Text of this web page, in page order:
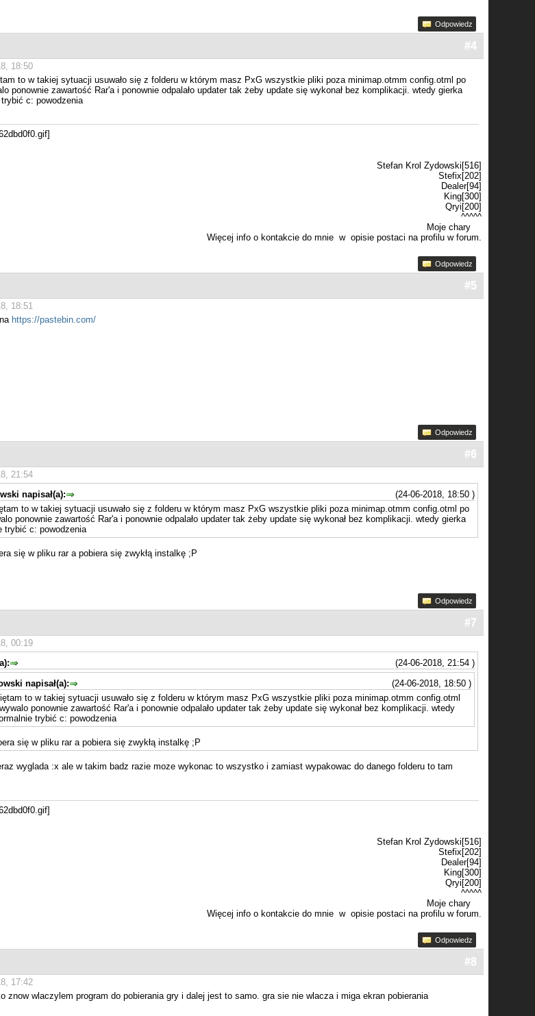
Odpowiedz
#4
18:50
to w takiej sytuacji usuwało się z folderu w którym masz PxG wszystkie pliki poza minimap.otmm config.otml po
ponownie zawartość Rar'a i ponownie odpalało updater tak żeby update się wykonał bez komplikacji. wtedy gierka
c: powodzenia
Stefan Krol Zydowski[516]
Stefix[202]
Dealer[94]
King[300]
Qryi[200]
^^^^^
Moje chary
Więcej info o kontakcie do mnie w opisie postaci na profilu w forum.
Odpowiedz
#5
18:51
https://pastebin.com/
Odpowiedz
#6
21:54
(24-06-2018, 18:50 )
napisał(a):
to w takiej sytuacji usuwało się z folderu w którym masz PxG wszystkie pliki poza minimap.otmm config.otml po
ponownie zawartość Rar'a i ponownie odpalało updater tak żeby update się wykonał bez komplikacji. wtedy gierka
trybić c: powodzenia
się w pliku rar a pobiera się zwykłą instalkę ;P
Odpowiedz
#7
00:19
(24-06-2018, 21:54 )
(24-06-2018, 18:50 )
napisał(a):
to w takiej sytuacji usuwało się z folderu w którym masz PxG wszystkie pliki poza minimap.otmm config.otml
ponownie zawartość Rar'a i ponownie odpalało updater tak żeby update się wykonał bez komplikacji. wtedy
trybić c: powodzenia
się w pliku rar a pobiera się zwykłą instalkę ;P
wyglada :x ale w takim badz razie moze wykonac to wszystko i zamiast wypakowac do danego folderu to tam
Stefan Krol Zydowski[516]
Stefix[202]
Dealer[94]
King[300]
Qryi[200]
^^^^^
Moje chary
Więcej info o kontakcie do mnie w opisie postaci na profilu w forum.
Odpowiedz
#8
17:42
znow wlaczylem program do pobierania gry i dalej jest to samo. gra sie nie wlacza i miga ekran pobierania